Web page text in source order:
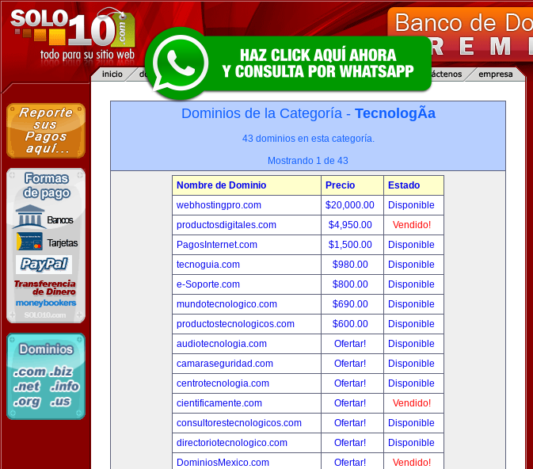
Dominios de la Categoría - TecnologÃ­a
43 dominios en esta categoría.
Mostrando 1 de 43
Nombre de Dominio Precio
Estado
webhostingpro.com
$20,000.00
Disponible
productosdigitales.com
$4,950.00
Vendido!
PagosInternet.com
$1,500.00
Disponible
tecnoguia.com
$980.00
Disponible
e-Soporte.com
$800.00
Disponible
mundotecnologico.com
$690.00
Disponible
productostecnologicos.com
$600.00
Disponible
audiotecnologia.com
Ofertar!
Disponible
camaraseguridad.com
Ofertar!
Disponible
centrotecnologia.com
Ofertar!
Disponible
cientificamente.com
Ofertar!
Vendido!
consultorestecnologicos.com
Ofertar!
Disponible
directoriotecnologico.com
Ofertar!
Disponible
DominiosMexico.com
Ofertar!
Vendido!